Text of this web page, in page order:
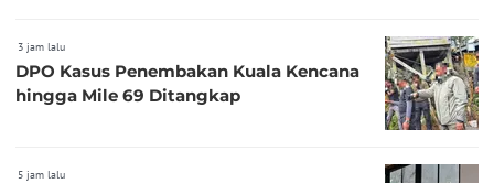
3 jam lalu
DPO Kasus Penembakan Kuala Kencana
hingga Mile 69 Ditangkap
5 jam lalu